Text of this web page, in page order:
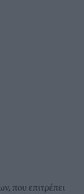
που επιτρέπει